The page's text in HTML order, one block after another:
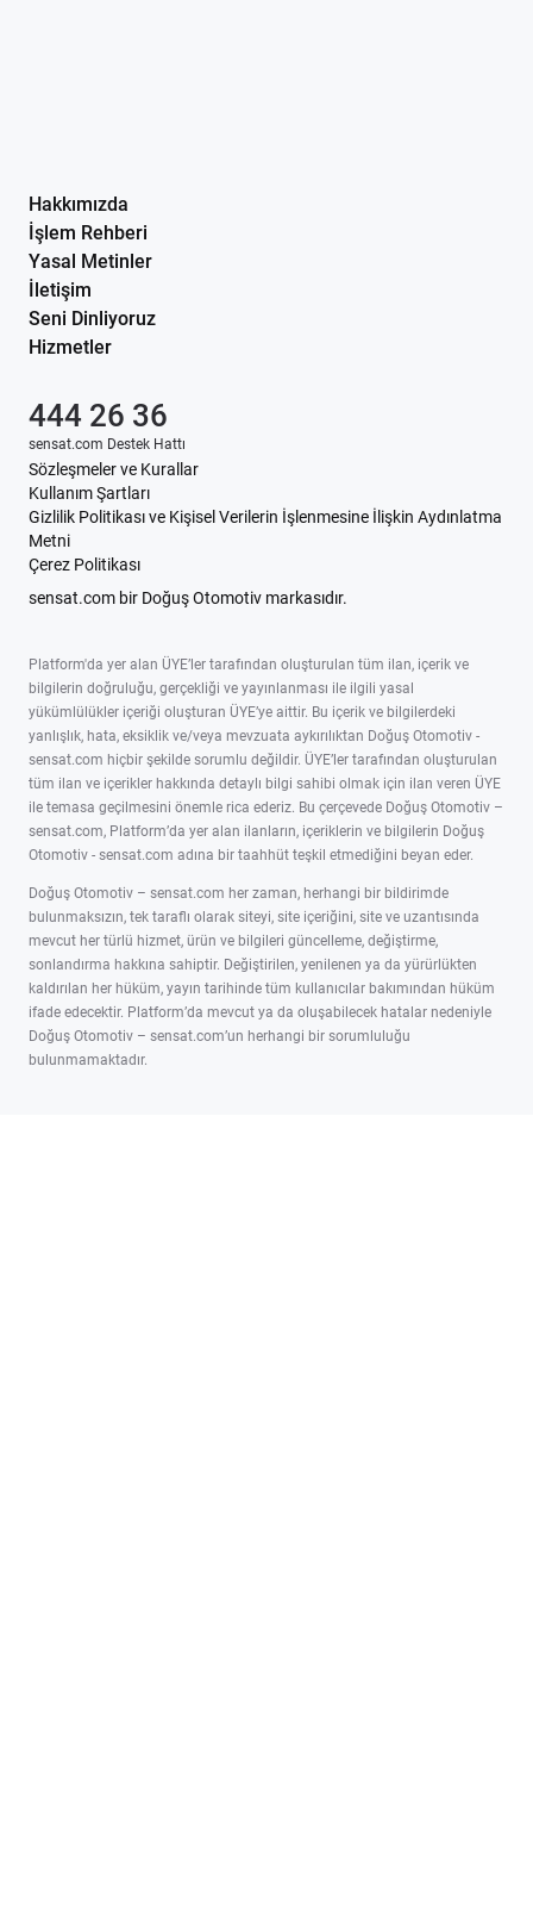
Hakkımızda
İşlem Rehberi
Yasal Metinler
İletişim
Seni Dinliyoruz
Hizmetler
Sözleşmeler ve Kurallar
Kullanım Şartları
Gizlilik Politikası ve Kişisel Verilerin İşlenmesine İlişkin Aydınlatma
Metni
Çerez Politikası
sensat.com bir Doğuş Otomotiv markasıdır.
444 26 36
sensat.com Destek Hattı
Platform'da yer alan ÜYE’ler tarafından oluşturulan tüm ilan, içerik ve
bilgilerin doğruluğu, gerçekliği ve yayınlanması ile ilgili yasal
yükümlülükler içeriği oluşturan ÜYE’ye aittir. Bu içerik ve bilgilerdeki
yanlışlık, hata, eksiklik ve/veya mevzuata aykırılıktan Doğuş Otomotiv -
sensat.com hiçbir şekilde sorumlu değildir. ÜYE’ler tarafından oluşturulan
tüm ilan ve içerikler hakkında detaylı bilgi sahibi olmak için ilan veren ÜYE
ile temasa geçilmesini önemle rica ederiz. Bu çerçevede Doğuş Otomotiv –
sensat.com, Platform’da yer alan ilanların, içeriklerin ve bilgilerin Doğuş
Otomotiv - sensat.com adına bir taahhüt teşkil etmediğini beyan eder.
Doğuş Otomotiv – sensat.com her zaman, herhangi bir bildirimde
bulunmaksızın, tek taraflı olarak siteyi, site içeriğini, site ve uzantısında
mevcut her türlü hizmet, ürün ve bilgileri güncelleme, değiştirme,
sonlandırma hakkına sahiptir. Değiştirilen, yenilenen ya da yürürlükten
kaldırılan her hüküm, yayın tarihinde tüm kullanıcılar bakımından hüküm
ifade edecektir. Platform’da mevcut ya da oluşabilecek hatalar nedeniyle
Doğuş Otomotiv – sensat.com’un herhangi bir sorumluluğu
bulunmamaktadır.